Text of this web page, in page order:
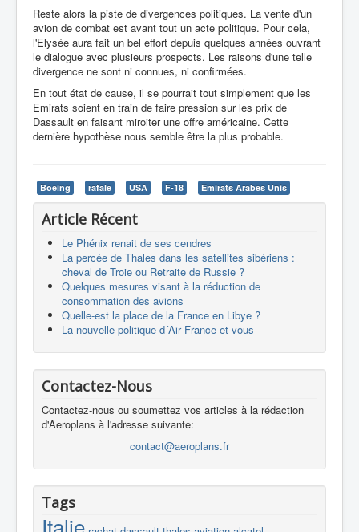
Reste alors la piste de divergences politiques. La vente d'un
avion de combat est avant tout un acte politique. Pour cela,
l'Elysée aura fait un bel effort depuis quelques années ouvrant
le dialogue avec plusieurs prospects. Les raisons d'une telle
divergence ne sont ni connues, ni confirmées.
En tout état de cause, il se pourrait tout simplement que les
Emirats soient en train de faire pression sur les prix de
Dassault en faisant miroiter une offre américaine. Cette
dernière hypothèse nous semble être la plus probable.
Boeing rafale USA F-18 Emirats Arabes Unis
Article Récent
Le Phénix renait de ses cendres
La percée de Thales dans les satellites sibériens :
cheval de Troie ou Retraite de Russie ?
Quelques mesures visant à la réduction de
consommation des avions
Quelle-est la place de la France en Libye ?
La nouvelle politique d´Air France et vous
Contactez-Nous
Contactez-nous ou soumettez vos articles à la rédaction
d'Aeroplans à l'adresse suivante:
contact@aeroplans.fr
Tags
Italie